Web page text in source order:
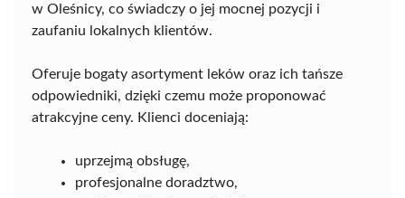
w Oleśnicy, co świadczy o jej mocnej pozycji i
zaufaniu lokalnych klientów.
Oferuje bogaty asortyment leków oraz ich tańsze
odpowiedniki, dzięki czemu może proponować
atrakcyjne ceny. Klienci doceniają:
uprzejmą obsługę,
profesjonalne doradztwo,